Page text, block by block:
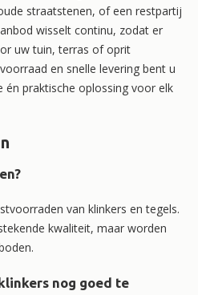
straatstenen, of een restpartij
wisselt continu, zodat er
uw tuin, terras of oprit
en snelle levering bent u
én praktische oplossing voor elk
van klinkers en tegels.
kwaliteit, maar worden
nog goed te